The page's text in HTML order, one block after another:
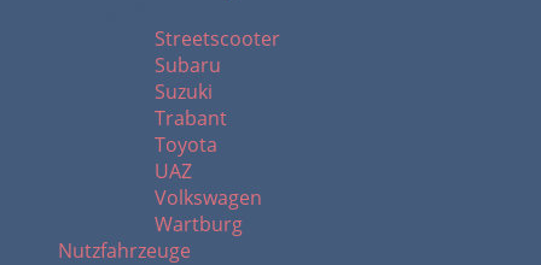
Streetscooter
Subaru
Suzuki
Trabant
Toyota
UAZ
Volkswagen
Wartburg
Nutzfahrzeuge